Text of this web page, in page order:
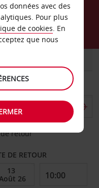
retour
DE RETOUR
données avec des
Pour plus
de cookies. En
que nous